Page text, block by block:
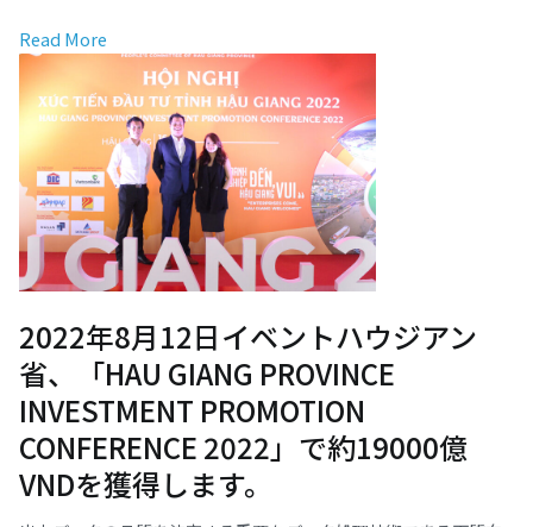
Read More
2022年8月12日イベントハウジアン
省、「HAU GIANG PROVINCE
INVESTMENT PROMOTION
CONFERENCE 2022」で約19000億
VNDを獲得します。